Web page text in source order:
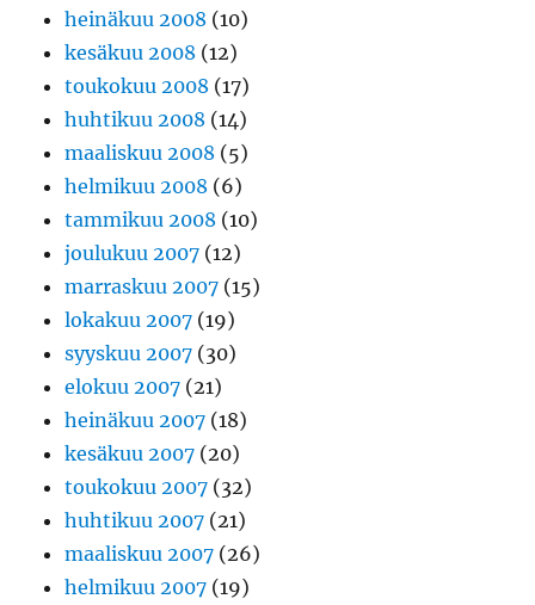
heinäkuu 2008 (10)
kesäkuu 2008 (12)
toukokuu 2008 (17)
huhtikuu 2008 (14)
maaliskuu 2008 (5)
helmikuu 2008 (6)
tammikuu 2008 (10)
joulukuu 2007 (12)
marraskuu 2007 (15)
lokakuu 2007 (19)
syyskuu 2007 (30)
elokuu 2007 (21)
heinäkuu 2007 (18)
kesäkuu 2007 (20)
toukokuu 2007 (32)
huhtikuu 2007 (21)
maaliskuu 2007 (26)
helmikuu 2007 (19)